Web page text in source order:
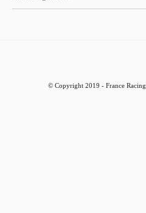
© Copyright 2019 - France Racing